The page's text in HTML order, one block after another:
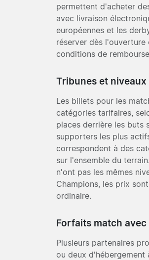
permettent d'acheter
avec livraison
européennes et les
réserver dès
conditions de
Tribunes et niveaux
Les billets pour les
catégories tarifaires,
places derrière les buts
supporters les plus
correspondent à des
sur l'ensemble du
n'ont pas les mêmes
Champions, les prix
ordinaire.
Forfaits match
Plusieurs partenaires
ou deux d'hébergement